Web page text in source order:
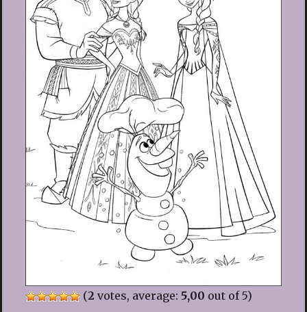
(2 votes, average: 5,00 out of 5)